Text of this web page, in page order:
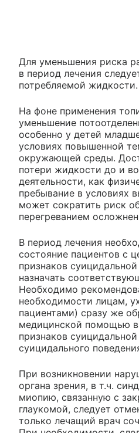
Для уменьшения риска
в период лечения
потребляемой жидкости.
На фоне применения
уменьшение
особенно у детей
условиях повышенной
окружающей среды.
потери жидкости до и
деятельности, как
пребывание в условиях
может сократить риск
перегреванием
В период лечения
состояние пациентов с
признаков
назначать
Необходимо
необходимости лицам,
пациентами) сразу же
медицинской помощью в
признаков
суицидального
При возникновении
органа зрения, в т.ч.
миопию, связанную с
глаукомой, следует
только лечащий врач